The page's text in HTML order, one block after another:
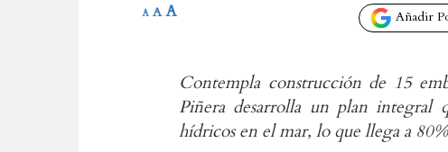
Añadir
A A A
Contempla construcción de 15
Piñera desarrolla un plan integral
hídricos en el mar, lo que llega a